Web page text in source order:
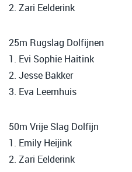
2. Zari Eelderink
25m Rugslag Dolfijnen
1. Evi Sophie Haitink
2. Jesse Bakker
3. Eva Leemhuis
50m Vrije Slag Dolfijn
1. Emily Heijink
2. Zari Eelderink